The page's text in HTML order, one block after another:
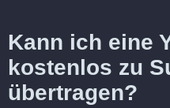
Kann ich eine
kostenlos zu
übertragen?